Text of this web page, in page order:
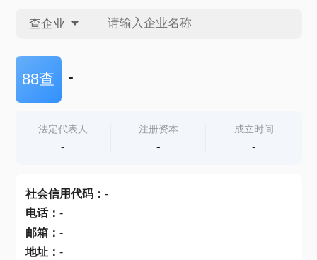
查企业
查企业
查产地
88查 -
法定代表人
-
注册资本
-
成立时间
-
社会信用代码： -
电话： -
邮箱： -
地址： -